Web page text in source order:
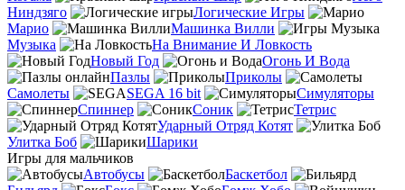
Ниндзяго
Логические Игры
Марио
Машинка Вилли
Музыка
На Внимание И Ловкость
Новый Год
Огонь И Вода
Пазлы
Приколы
Самолеты
SEGA 16 bit
Симуляторы
Спиннер
Соник
Тетрис
Ударный Отряд Котят
Улитка Боб
Шарики
Игры для мальчиков
Автобусы
Баскетбол